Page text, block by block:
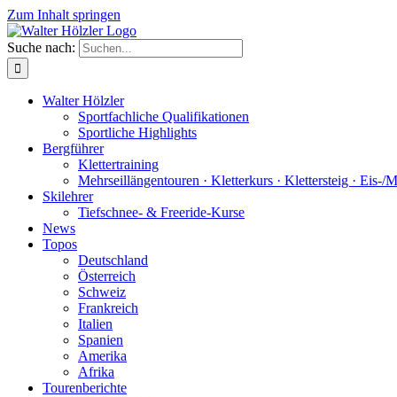
Zum Inhalt springen
Suche nach:
Walter Hölzler
Sportfachliche Qualifikationen
Sportliche Highlights
Bergführer
Klettertraining
Mehrseil­längen­touren · Kletterkurs · Klettersteig · Eis-/
Skilehrer
Tiefschnee- & Freeride-Kurse
News
Topos
Deutschland
Österreich
Schweiz
Frankreich
Italien
Spanien
Amerika
Afrika
Tourenberichte